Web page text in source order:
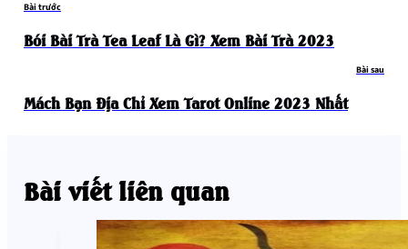
Bài trước
Bói Bài Trà Tea Leaf Là Gì? Xem Bài Trà 2023
Bài sau
Mách Bạn Địa Chỉ Xem Tarot Online 2023 Nhất
Bài viết liên quan